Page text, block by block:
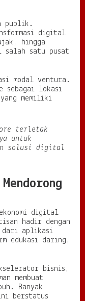
publik.
digital
hingga
salah satu pusat
modal ventura.
sebagai lokasi
memiliki
terletak
untuk
solusi digital
digital
hadir dengan
dari aplikasi
edukasi daring,
bisnis,
membuat
Banyak
berstatus